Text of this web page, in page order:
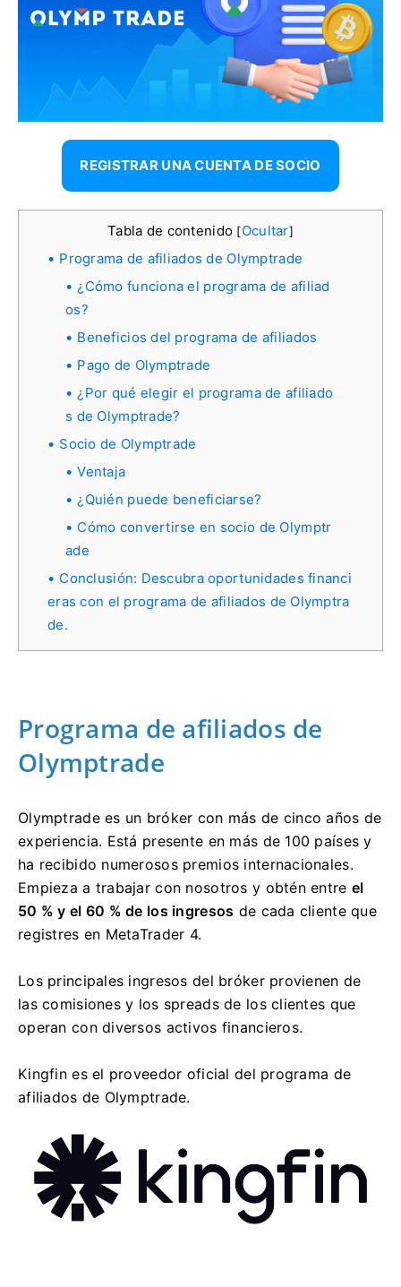
REGISTRAR UNA CUENTA DE SOCIO
Tabla de contenido [Ocultar]
Programa de afiliados de Olymptrade
¿Cómo funciona el programa de afiliad
os?
Beneficios del programa de afiliados
Pago de Olymptrade
¿Por qué elegir el programa de afiliado
s de Olymptrade?
Socio de Olymptrade
Ventaja
¿Quién puede beneficiarse?
Cómo convertirse en socio de Olymptr
ade
Conclusión: Descubra oportunidades financi
eras con el programa de afiliados de Olymptra
de.
Programa de afiliados de
Olymptrade
Olymptrade es un bróker con más de cinco años de
experiencia. Está presente en más de 100 países y
ha recibido numerosos premios internacionales.
Empieza a trabajar con nosotros y obtén entre el
50 % y el 60 % de los ingresos de cada cliente que
registres en MetaTrader 4.
Los principales ingresos del bróker provienen de
las comisiones y los spreads de los clientes que
operan con diversos activos financieros.
Kingfin es el proveedor oficial del programa de
afiliados de Olymptrade.